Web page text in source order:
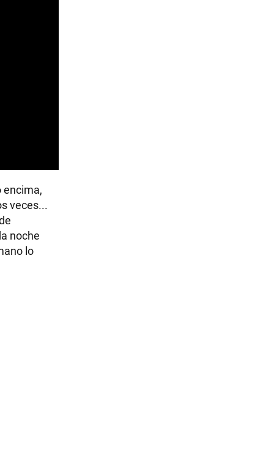
encima,
veces...
noche
lo